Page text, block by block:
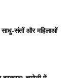
साधु-संतों और महिलाओं